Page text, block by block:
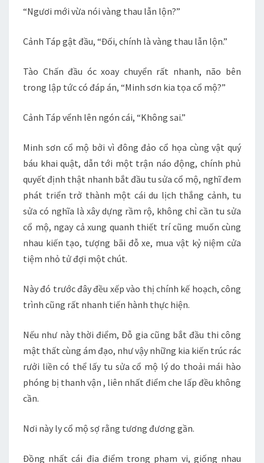
“Ngươi mới vừa nói vàng thau lẫn lộn?”
Cảnh Táp gật đầu, “Đối, chính là vàng thau lẫn lộn.”
Tào Chấn đầu óc xoay chuyển rất nhanh, não bên
trong lập tức có đáp án, “Minh sơn kia tọa cổ mộ?”
Cảnh Táp vểnh lên ngón cái, “Không sai.”
Minh sơn cổ mộ bởi vì đông đảo cổ họa cùng vật quý
báu khai quật, dẫn tới một trận náo động, chính phủ
quyết định thật nhanh bắt đầu tu sửa cổ mộ, nghĩ đem
phát triển trở thành một cái du lịch thắng cảnh, tu
sửa có nghĩa là xây dựng rầm rộ, không chỉ cần tu sửa
cổ mộ, ngay cả xung quanh thiết trí cũng muốn cùng
nhau kiến tạo, tượng bãi đỗ xe, mua vật kỷ niệm cửa
tiệm nhỏ tử đợi một chút.
Này đó trước đây đều xếp vào thị chính kế hoạch, công
trình cũng rất nhanh tiến hành thực hiện.
Nếu như này thời điểm, Đỗ gia cũng bắt đầu thi công
mật thất cùng ám đạo, như vậy những kia kiến trúc rác
rưởi liền có thể lấy tu sửa cổ mộ lý do thoải mái hào
phóng bị thanh vận , liên nhất điểm che lấp đều không
cần.
Nơi này ly cổ mộ sợ rằng tương đương gần.
Đồng nhất cái địa điểm trong phạm vi, giống nhau